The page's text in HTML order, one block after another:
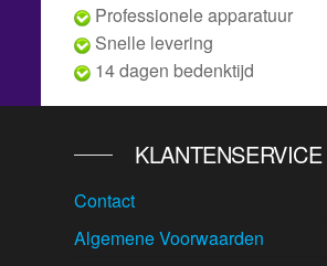
Professionele apparatuur
Snelle levering
14 dagen bedenktijd
KLANTENSERVICE
Contact
Algemene Voorwaarden